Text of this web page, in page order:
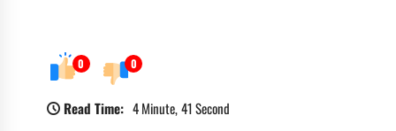
0 0
Read Time: 4 Minute, 41 Second